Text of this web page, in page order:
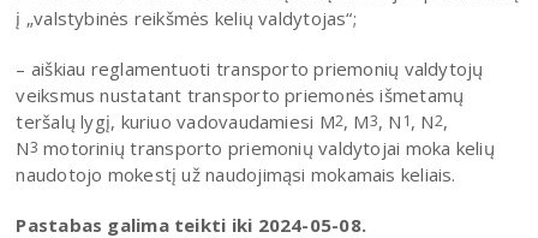
į „valstybinės reikšmės kelių valdytojas“;
– aiškiau reglamentuoti transporto priemonių valdytojų
veiksmus nustatant transporto priemonės išmetamų
teršalų lygį, kuriuo vadovaudamiesi M2, M3, N 1, N2,
N3 motorinių transporto priemonių valdytojai moka kelių
naudotojo mokestį už naudojimąsi mokamais keliais.
Pastabas galima teikti iki 2024-05-08.